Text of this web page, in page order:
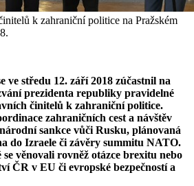
k zahraniční politice na Pražském
ve středu 12. září 2018 zúčastnil na
prezidenta republiky pravidelné
činitelů k zahraniční politice.
zahraničních cest a návštěv
sankce vůči Rusku, plánovaná
do Izraele či závěry summitu NATO.
věnovali rovněž otázce brexitu nebo
ČR v EU či evropské bezpečností a